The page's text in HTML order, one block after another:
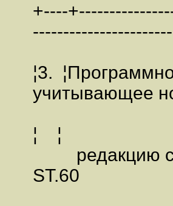
+----
¦3.
¦ ¦
редакцию